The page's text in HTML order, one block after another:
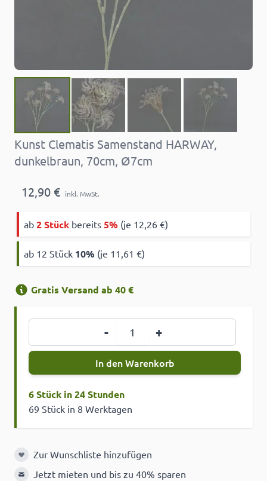
Kunst Clematis Samenstand HARWAY,
dunkelbraun, 70cm, Ø7cm
12,90 € inkl. MwSt.
ab 2 Stück bereits 5% (je 12,26 €)
ab 12 Stück 10% (je 11,61 €)
Gratis Versand ab 40 €
- +
In den Warenkorb
6 Stück in 24 Stunden
69 Stück in 8 Werktagen
Zur Wunschliste hinzufügen
Zur Wunschliste hinzufügen
Jetzt mieten und bis zu 40% sparen